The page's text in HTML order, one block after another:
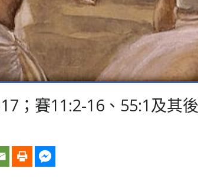
；賽11:2-16、55:1及其